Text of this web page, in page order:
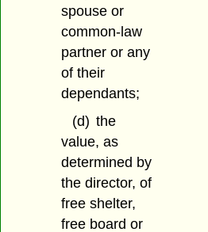
spouse or
common-law
partner or any
of their
dependants;
(d) the
value, as
determined by
the director, of
free shelter,
free board or